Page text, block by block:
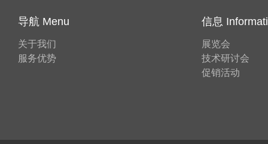
导航 Menu
关于我们
服务优势
信息
展览会
技术研讨会
促销活动